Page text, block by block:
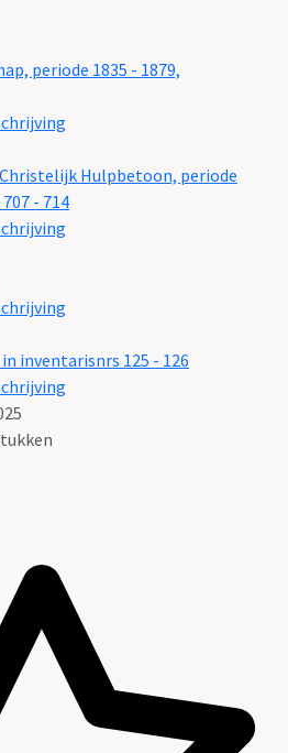
periode 1835 - 1879,
Hulpbetoon, periode
- 714
inventarisnrs 125 - 126